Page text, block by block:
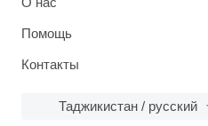
Помощь
Контакты
Таджикистан / русский